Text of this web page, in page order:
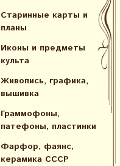
Старинные карты и
планы
Иконы и предметы
культа
Живопись, графика,
вышивка
Граммофоны,
патефоны, пластинки
Фарфор, фаянс,
керамика СССР